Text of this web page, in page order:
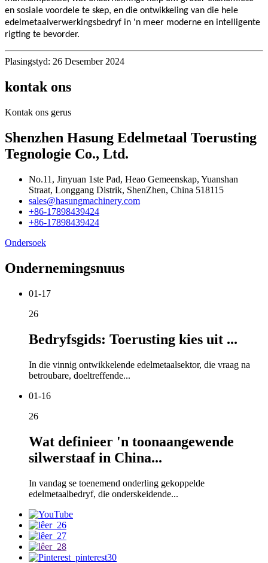
en sosiale voordele te skep, en die ontwikkeling van die hele
edelmetaalverwerkingsbedryf in 'n meer moderne en intelligente
rigting te bevorder.
Plasingstyd: 26 Desember 2024
kontak ons
Kontak ons ​​gerus
Shenzhen Hasung Edelmetaal Toerusting
Tegnologie Co., Ltd.
No.11, Jinyuan 1ste Pad, Heao Gemeenskap, Yuanshan
Straat, Longgang Distrik, ShenZhen, China 518115
sales@hasungmachinery.com
+86-17898439424
+86-17898439424
Ondersoek
Ondernemingsnuus
01-17
26
Bedryfsgids: Toerusting kies uit ...
In die vinnig ontwikkelende edelmetaalsektor, die vraag na
betroubare, doeltreffende...
01-16
26
Wat definieer 'n toonaangewende
silwerstaaf in China...
In vandag se toenemend onderling gekoppelde
edelmetaalbedryf, die onderskeidende...